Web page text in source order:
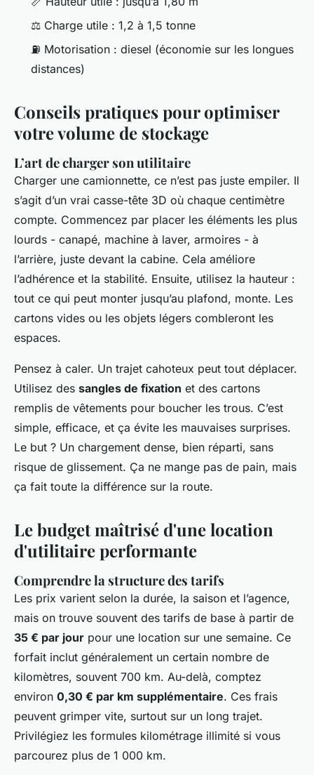
⚖️ Charge utile : 1,2 à 1,5 tonne
⛽ Motorisation : diesel (économie sur les longues
distances)
Conseils pratiques pour optimiser
votre volume de stockage
L’art de charger son utilitaire
Charger une camionnette, ce n’est pas juste empiler. Il
s’agit d’un vrai casse-tête 3D où chaque centimètre
compte. Commencez par placer les éléments les plus
lourds - canapé, machine à laver, armoires - à
l’arrière, juste devant la cabine. Cela améliore
l’adhérence et la stabilité. Ensuite, utilisez la hauteur :
tout ce qui peut monter jusqu’au plafond, monte. Les
cartons vides ou les objets légers combleront les
espaces.
Pensez à caler. Un trajet cahoteux peut tout déplacer.
Utilisez des sangles de fixation et des cartons
remplis de vêtements pour boucher les trous. C’est
simple, efficace, et ça évite les mauvaises surprises.
Le but ? Un chargement dense, bien réparti, sans
risque de glissement. Ça ne mange pas de pain, mais
ça fait toute la différence sur la route.
Le budget maîtrisé d'une location
d'utilitaire performante
Comprendre la structure des tarifs
Les prix varient selon la durée, la saison et l’agence,
mais on trouve souvent des tarifs de base à partir de
35 € par jour pour une location sur une semaine. Ce
forfait inclut généralement un certain nombre de
kilomètres, souvent 700 km. Au-delà, comptez
environ 0,30 € par km supplémentaire. Ces frais
peuvent grimper vite, surtout sur un long trajet.
Privilégiez les formules kilométrage illimité si vous
parcourez plus de 1 000 km.